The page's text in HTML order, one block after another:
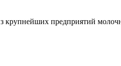
предприятий